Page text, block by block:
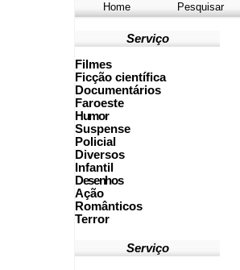
Home Pesquisar
Serviço
Filmes
Ficção científica
Documentários
Faroeste
Humor
Suspense
Policial
Diversos
Infantil
Desenhos
Ação
Românticos
Terror
Serviço